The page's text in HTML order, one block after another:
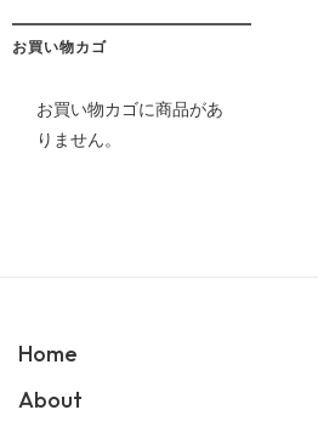
お買い物カゴ
お買い物カゴに商品があ
りません。
Home
About